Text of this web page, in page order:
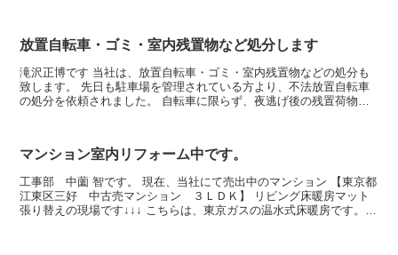
放置自転車・ゴミ・室内残置物など処分します
滝沢正博です 当社は、放置自転車・ゴミ・室内残置物などの処分も
致します。 先日も駐車場を管理されている方より、不法放置自転車
の処分を依頼されました。 自転車に限らず、夜逃げ後の残置荷物な
マンション室内リフォーム中です。
工事部 中薗 智です。 現在、当社にて売出中のマンション 【東京都
江東区三好 中古売マンション ３ＬＤＫ】 リビング床暖房マット
張り替えの現場です↓↓↓ こちらは、東京ガスの温水式床暖房です。